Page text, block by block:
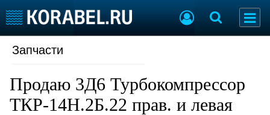
Судостроение
Новости
Компании
Продажа флота
Оборудование
Запчасти
Продаю 3Д6 Турбокомпрессор
ТКР-14Н.2Б.22 прав. и левая